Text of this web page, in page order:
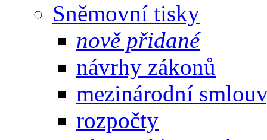
Sněmovní tisky
nově přidané
návrhy zákonů
mezinárodní
rozpočty